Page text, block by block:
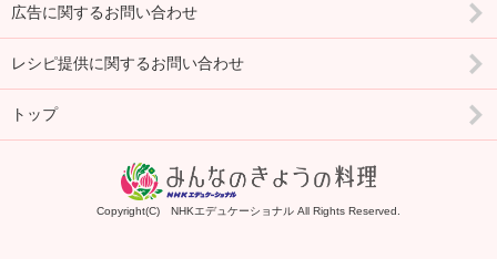
広告に関するお問い合わせ
レシピ提供に関するお問い合わせ
トップ
Copyright(C) NHKエデュケーショナル All Rights Reserved.